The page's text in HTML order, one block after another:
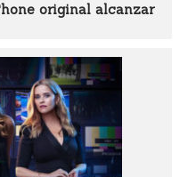
original alcanzar